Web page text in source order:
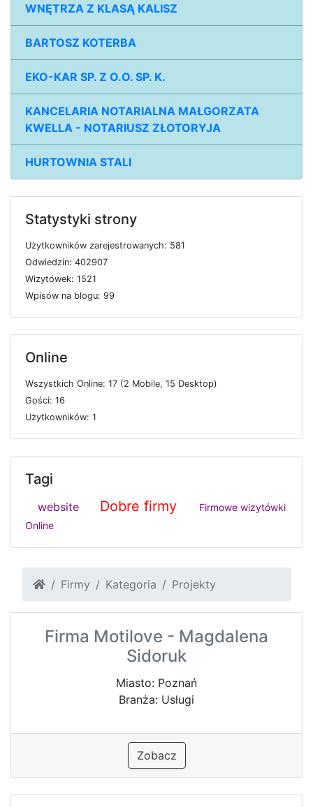
WNĘTRZA Z KLASĄ KALISZ
BARTOSZ KOTERBA
EKO-KAR SP. Z O.O. SP. K.
KANCELARIA NOTARIALNA MAŁGORZATA
KWELLA - NOTARIUSZ ZŁOTORYJA
HURTOWNIA STALI
Statystyki strony
Użytkowników zarejestrowanych: 581
Odwiedzin: 402907
Wizytówek: 1521
Wpisów na blogu: 99
Online
Wszystkich Online: 17 (2 Mobile, 15 Desktop)
Gości: 16
Użytkowników: 1
Tagi
website Dobre firmy
Firmowe wizytówki
Online
Firmy Kategoria Projekty
Firma Motilove - Magdalena
Sidoruk
Miasto: Poznań
Branża: Usługi
Zobacz